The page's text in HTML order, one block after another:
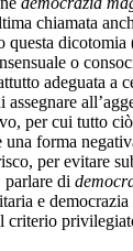
chiamata
questa
o
adeguata a
assegnare
per cui tutto
forma
per evitare
di
e
criterio